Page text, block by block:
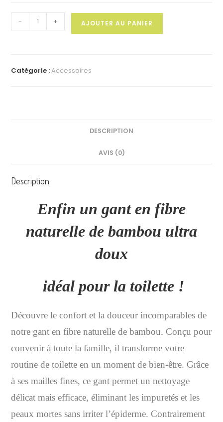
quantité
de
fibre
- + AJOUTER AU PANIER
Catégorie :Accessoires
DESCRIPTION
AVIS (0)
Description
Enfin un gant en fibre
naturelle de bambou ultra
doux
idéal pour la toilette !
Découvre le confort et la douceur incomparables de
notre gant en fibre naturelle de bambou. Conçu pour
convenir à toute la famille, il transforme votre
routine de toilette en un moment de bien-être. Grâce
à ses mailles fines, ce gant permet un nettoyage
délicat mais efficace, éliminant les impuretés et les
peaux mortes sans irriter l’épiderme. Contrairement